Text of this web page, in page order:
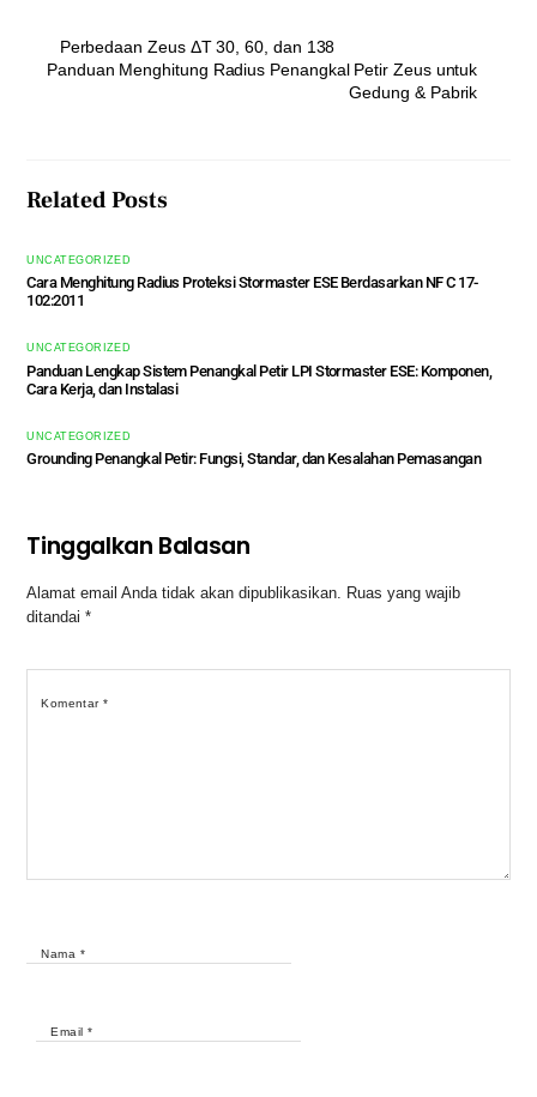
Perbedaan Zeus ΔT 30, 60, dan 138
Panduan Menghitung Radius Penangkal Petir Zeus untuk
Gedung & Pabrik
Related Posts
UNCATEGORIZED
Cara Menghitung Radius Proteksi Stormaster ESE Berdasarkan NF C 17-
102:2011
UNCATEGORIZED
Panduan Lengkap Sistem Penangkal Petir LPI Stormaster ESE: Komponen,
Cara Kerja, dan Instalasi
UNCATEGORIZED
Grounding Penangkal Petir: Fungsi, Standar, dan Kesalahan Pemasangan
Tinggalkan Balasan
Alamat email Anda tidak akan dipublikasikan. Ruas yang wajib
ditandai*
Komentar*
Nama *
Email *